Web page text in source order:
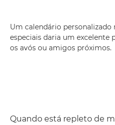
Um calendário
especiais daria um excelente
os avós ou amigos próximos.
Quando está repleto de